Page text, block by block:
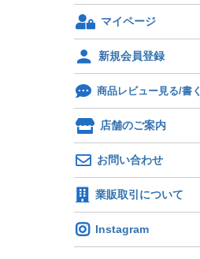
マイページ
新規会員登録
商品レビュー見る/書く
店舗のご案内
お問い合わせ
業販取引について
Instagram